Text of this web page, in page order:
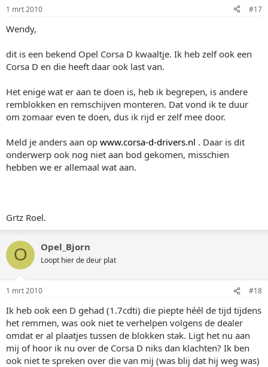
1 mrt 2010 #17
Wendy,
dit is een bekend Opel Corsa D kwaaltje. Ik heb zelf ook een
Corsa D en die heeft daar ook last van.
Het enige wat er aan te doen is, heb ik begrepen, is andere
remblokken en remschijven monteren. Dat vond ik te duur
om zomaar even te doen, dus ik rijd er zelf mee door.
Meld je anders aan op www.corsa-d-drivers.nl . Daar is dit
onderwerp ook nog niet aan bod gekomen, misschien
hebben we er allemaal wat aan.
Grtz Roel.
O Opel_Bjorn
Loopt hier de deur plat
1 mrt 2010 #18
Ik heb ook een D gehad (1.7cdti) die piepte héél de tijd tijdens
het remmen, was ook niet te verhelpen volgens de dealer
omdat er al plaatjes tussen de blokken stak. Ligt het nu aan
mij of hoor ik nu over de Corsa D niks dan klachten? Ik ben
ook niet te spreken over die van mij (was blij dat hij weg was)